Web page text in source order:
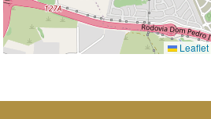
Leaflet